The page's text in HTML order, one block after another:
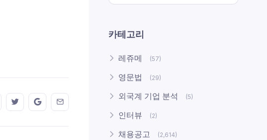
Share this on FaceBook
Share this on Twitter
Share this on GMail
Share this on EMail
카테고리
레쥬메 (57)
영문법 (29)
외국계 기업 분석 (5)
인터뷰 (2)
채용공고 (2,614)